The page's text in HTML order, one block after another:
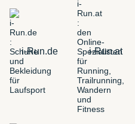
i-Run.de i-Run.at